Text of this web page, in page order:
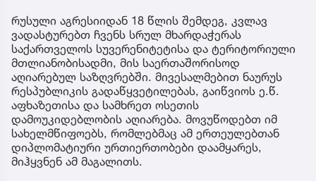
რუსული აგრესიიდან 18 წლის შემდეგ, კვლავ
ვადასტურებთ ჩვენს სრულ მხარდაჭერას
საქართველოს სუვერენიტეტისა და ტერიტორიული
მთლიანობისადმი, მის საერთაშორისოდ
აღიარებულ საზღვრებში. მივესალმებით ნაურუს
რესპუბლიკის გადაწყვეტილებას, გაიწვიოს ე.წ.
აფხაზეთისა და სამხრეთ ოსეთის
დამოუკიდებლობის აღიარება. მოვუწოდებთ იმ
სახელმწიფოებს, რომლებმაც ამ ერთეულებთან
დიპლომატიური ურთიერთობები დაამყარეს,
მიჰყვნენ ამ მაგალითს.